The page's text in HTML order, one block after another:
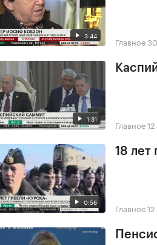
3:44 Главное
1:31 Главное
0:56
18 лет
Главное